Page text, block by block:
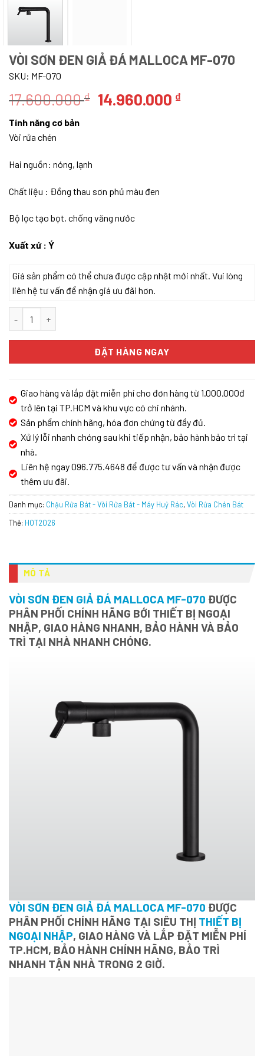
VÒI SƠN ĐEN GIẢ ĐÁ MALLOCA MF-070
SKU: MF-070
17.600.000₫ Giá
14.960.000 ₫Giá
Tính năng cơ bản
Vòi rửa chén
Hai nguồn: nóng, lạnh
Chất liệu : Đồng thau sơn phủ màu đen
Bộ lọc tạo bọt, chống văng nước
Xuất xứ : Ý
Giá sản phẩm có thể chưa được cập nhật mới nhất. Vui lòng
liên hệ tư vấn để nhận giá ưu đãi hơn.
ĐẶT HÀNG NGAY
Giao hàng và lắp đặt miễn phí cho đơn hàng từ 1.000.000đ
trở lên tại TP.HCM và khu vực có chi nhánh.
Sản phẩm chính hãng, hóa đơn chứng từ đầy đủ.
Xử lý lỗi nhanh chóng sau khi tiếp nhận, bảo hành bảo trì tại
nhà.
Liên hệ ngay 096.775.4648 để được tư vấn và nhận được
thêm ưu đãi.
Danh mục: Chậu Rửa Bát - Vòi Rửa Bát - Máy Huỷ Rác,Vòi Rửa Chén Bát
Thẻ: HOT2026
MÔ TẢ
VÒI SƠN ĐEN GIẢ ĐÁ MALLOCA MF-070 ĐƯỢC
PHÂN PHỐI CHÍNH HÃNG BỚI THIẾT BỊ NGOẠI
NHẬP, GIAO HÀNG NHANH, BẢO HÀNH VÀ BẢO
TRÌ TẠI NHÀ NHANH CHÓNG.
VÒI SƠN ĐEN GIẢ ĐÁ MALLOCA MF-070 ĐƯỢC
PHÂN PHỐI CHÍNH HÃNG TẠI SIÊU THỊ THIẾT BỊ
NGOẠI NHẬP, GIAO HÀNG VÀ LẮP ĐẶT MIỄN PHÍ
TP.HCM, BẢO HÀNH CHÍNH HÃNG, BẢO TRÌ
NHANH TẬN NHÀ TRONG 2 GIỜ.